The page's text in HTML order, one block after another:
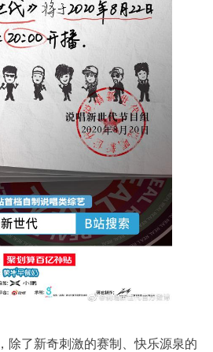
除了新奇刺激的赛制、快乐源泉的